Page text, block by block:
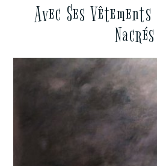
Avec Ses
Nacrés